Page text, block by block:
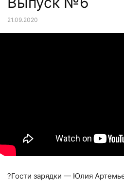
21.09.2020
?Гости зарядки — Юлия